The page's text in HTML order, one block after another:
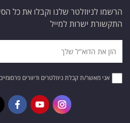
הרשמו לניוזלטר שלנו וקבלו את כל
התקשורת ישרות למייל
אני מאשר/ת קבלת ניוזלטרים ודיוורים